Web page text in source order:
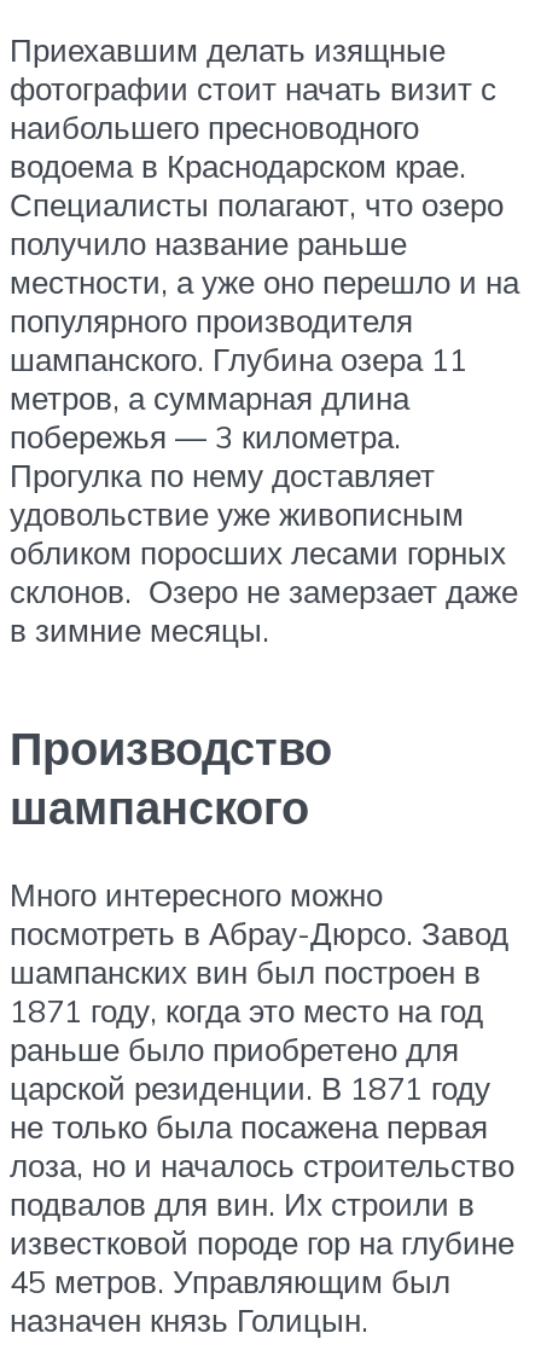
Приехавшим делать изящные
фотографии стоит начать визит с
наибольшего пресноводного
водоема в Краснодарском крае.
Специалисты полагают, что озеро
получило название раньше
местности, а уже оно перешло и на
популярного производителя
шампанского. Глубина озера 11
метров, а суммарная длина
побережья — 3 километра.
Прогулка по нему доставляет
удовольствие уже живописным
обликом поросших лесами горных
склонов. Озеро не замерзает даже
в зимние месяцы.
Производство
шампанского
Много интересного можно
посмотреть в Абрау-Дюрсо. Завод
шампанских вин был построен в
1871 году, когда это место на год
раньше было приобретено для
царской резиденции. В 1871 году
не только была посажена первая
лоза, но и началось строительство
подвалов для вин. Их строили в
известковой породе гор на глубине
45 метров. Управляющим был
назначен князь Голицын.